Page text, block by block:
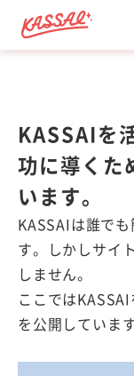
応援
KASSAIを
功に導くた
います。
KASSAIは誰で
す。しかしサイ
しません。
ここでは
を公開しています